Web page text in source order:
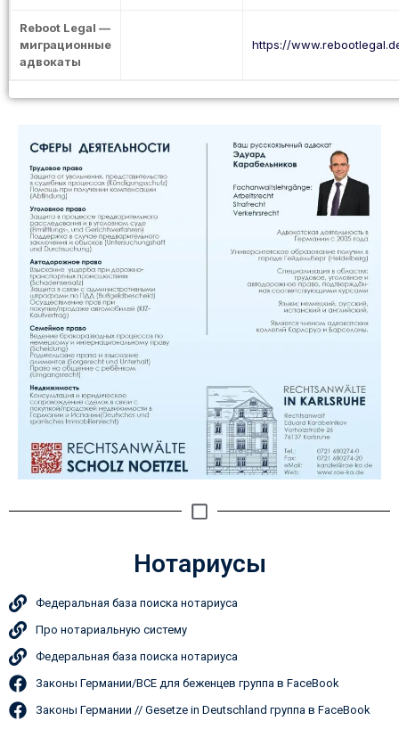
Reboot Legal —
миграционные
адвокаты
https://
Нотариусы
Федеральная база поиска нотариуса
Про нотариальную систему
Федеральная база поиска нотариуса
Законы Германии/ВСЕ для беженцев группа в FaceBook
Законы Германии // Gesetze in Deutschland группа в FaceBook